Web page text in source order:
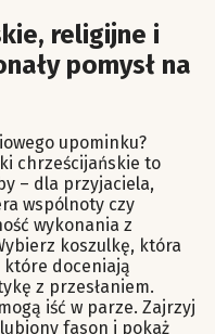
religijne i
pomysł na
upominku?
chrześcijańskie to
– dla przyjaciela,
wspólnoty czy
wykonania z
koszulkę, która
które doceniają
z przesłaniem.
iść w parze. Zajrzyj
fason i pokaż